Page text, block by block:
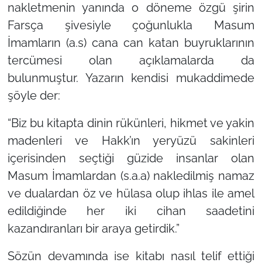
nakletmenin yanında o döneme özgü şirin
Farsça şivesiyle çoğunlukla Masum
İmamların (a.s) cana can katan buyruklarının
tercümesi olan açıklamalarda da
bulunmuştur. Yazarın kendisi mukaddimede
şöyle der:
“Biz bu kitapta dinin rükünleri, hikmet ve yakin
madenleri ve Hakk’ın yeryüzü sakinleri
içerisinden seçtiği güzide insanlar olan
Masum İmamlardan (s.a.a) nakledilmiş namaz
ve dualardan öz ve hülasa olup ihlas ile amel
edildiğinde her iki cihan saadetini
kazandıranları bir araya getirdik.”
Sözün devamında ise kitabı nasıl telif ettiği